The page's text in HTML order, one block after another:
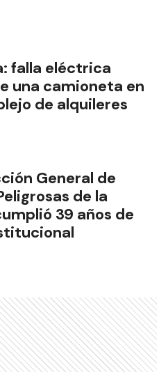
falla eléctrica
una camioneta en
de alquileres
General de
de la
39 años de